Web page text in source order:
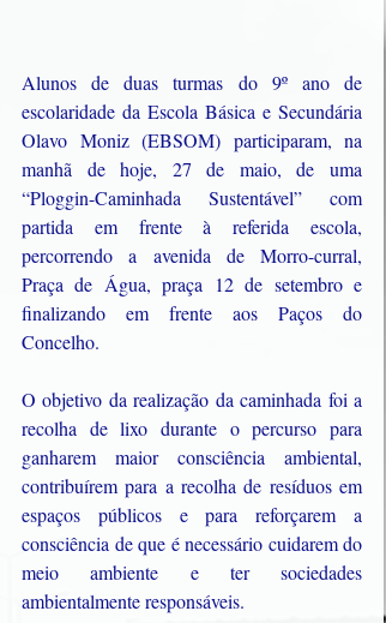
Alunos de duas turmas do 9º ano de
escolaridade da Escola Básica e Secundária
Olavo Moniz (EBSOM) participaram, na
manhã de hoje, 27 de maio, de uma
“Ploggin-Caminhada Sustentável” com
partida em frente à referida escola,
percorrendo a avenida de Morro-curral,
Praça de Água, praça 12 de setembro e
finalizando em frente aos Paços do
Concelho.
O objetivo da realização da caminhada foi a
recolha de lixo durante o percurso para
ganharem maior consciência ambiental,
contribuírem para a recolha de resíduos em
espaços públicos e para reforçarem a
consciência de que é necessário cuidarem do
meio ambiente e ter sociedades
ambientalmente responsáveis.